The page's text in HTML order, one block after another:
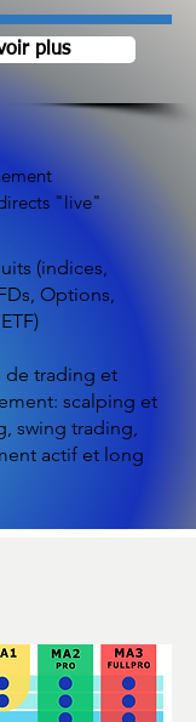
plus
"live"
(indices,
Options,
de trading et
scalping et
swing trading,
actif et long